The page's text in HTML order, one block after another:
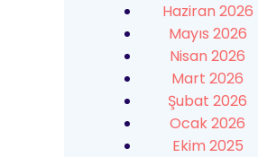
Haziran 2026
Mayıs 2026
Nisan 2026
Mart 2026
Şubat 2026
Ocak 2026
Ekim 2025